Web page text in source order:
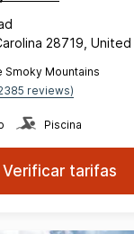
28719,
Smoky Mountains
reviews)
Piscina
Verificar tarifas